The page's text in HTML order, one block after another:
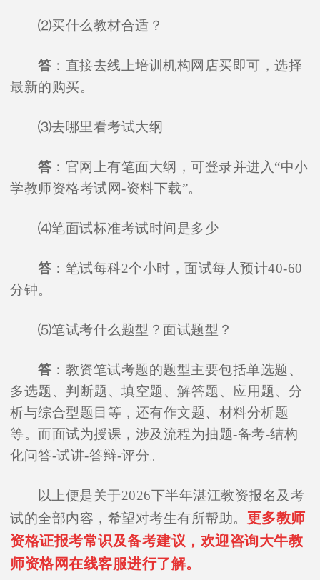
⑵买什么教材合适？
答 ：直接去线上培训机构网店买即可，选择
最新的购买。
⑶去哪里看考试大纲
答 ：官网上有笔面大纲，可登录并进入“中小
学教师资格考试网-资料下载”。
⑷笔面试标准考试时间是多少
答 ：笔试每科2个小时，面试每人预计40-60
分钟。
⑸笔试考什么题型？面试题型？
答 ：教资笔试考题的题型主要包括单选题、
多选题、判断题、填空题、解答题、应用题、分
析与综合型题目等，还有作文题、材料分析题
等。而面试为授课，涉及流程为抽题-备考-结构
化问答-试讲-答辩-评分。
以上便是关于2026下半年湛江教资报名及考
试的全部内容，希望对考生有所帮助。 更多教师
资格证报考常识及备考建议，欢迎咨询大牛教
师资格网在线客服进行了解。